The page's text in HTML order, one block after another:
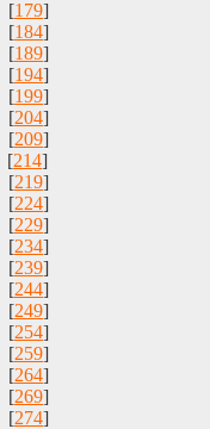
[179]
[184]
[189]
[194]
[199]
[204]
[209]
[214]
[219]
[224]
[229]
[234]
[239]
[244]
[249]
[254]
[259]
[264]
[269]
[274]